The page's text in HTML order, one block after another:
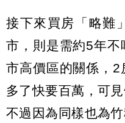
接下來買房「略難
市，則是需約5年
市高價區的關係，
多了快要百萬，可
不過因為同樣也為